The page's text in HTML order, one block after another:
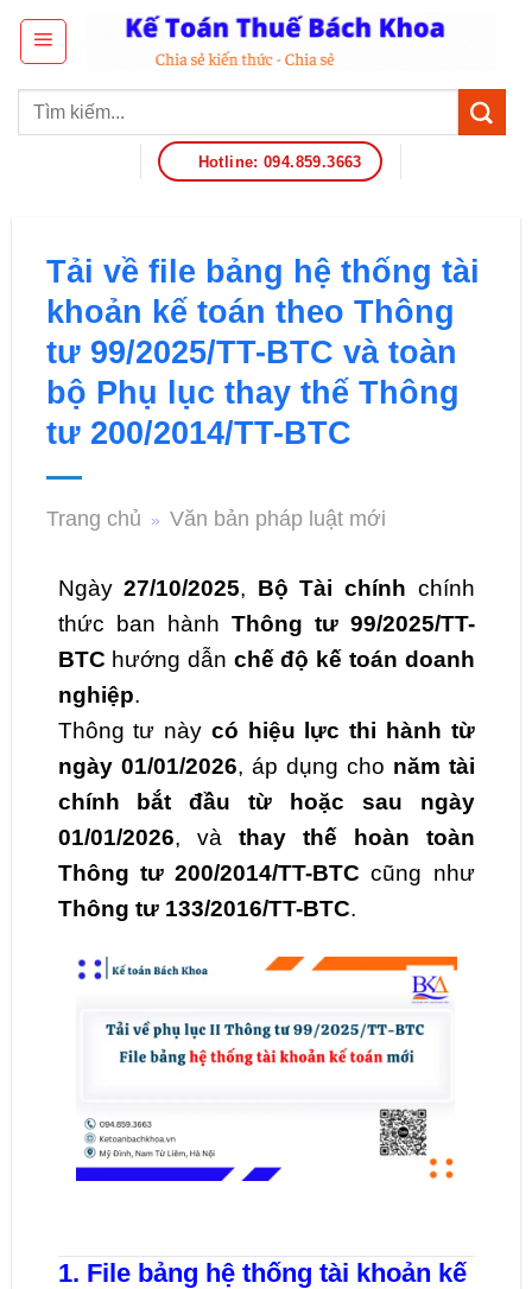
Hotline: 094.859.3663
Tải về file bảng hệ thống tài
khoản kế toán theo Thông
tư 99/2025/TT-BTC và toàn
bộ Phụ lục thay thế Thông
tư 200/2014/TT-BTC
Trang chủ » Văn bản pháp luật mới
Ngày27/10/2025, Bộ Tài chính chính
thức ban hành Thông tư 99/2025/TT-
BTC hướng dẫn chế độ kế toán doanh
nghiệp.
Thông tư này có hiệu lực thi hành từ
ngày 01/01/2026, áp dụng cho năm tài
chính bắt đầu từ hoặc sau ngày
01/01/2026, và thay thế hoàn toàn
Thông tư 200/2014/TT-BTC cũng như
Thông tư 133/2016/TT-BTC.
1. File bảng hệ thống tài khoản kế